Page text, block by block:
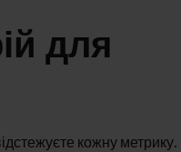
для
кожну метрику.